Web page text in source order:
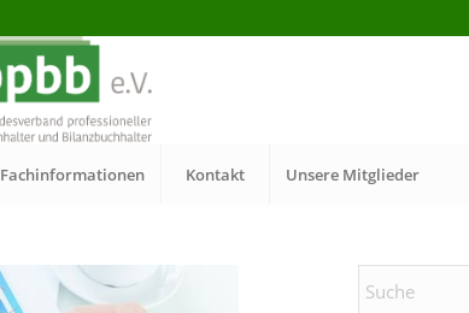
Fachinformationen Kontakt Unsere Mitglieder